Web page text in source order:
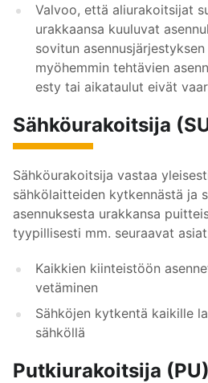
Valvoo, että aliurakoitsijat
urakkaansa kuuluvat
sovitun
myöhemmin tehtävien
esty tai aikataulut eivät
Sähköurakoitsija
Sähköurakoitsija vastaa
sähkölaitteiden kytkennästä ja
asennuksesta urakkansa
tyypillisesti mm. seuraavat
Kaikkien kiinteistöön
vetäminen
Sähköjen kytkentä kaikille
sähköllä
Putkiurakoitsija (PU)